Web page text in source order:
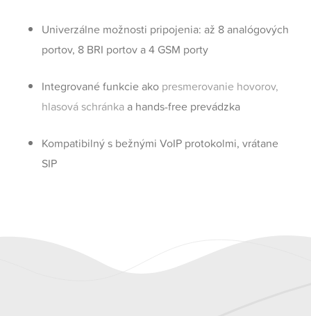
Univerzálne možnosti pripojenia: až 8 analógových
portov, 8 BRI portov a 4 GSM porty
Integrované funkcie ako presmerovanie hovorov,
hlasová schránkaa hands-free prevádzka
Kompatibilný s bežnými VoIP protokolmi, vrátane
SIP